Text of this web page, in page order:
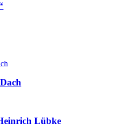
Lübke